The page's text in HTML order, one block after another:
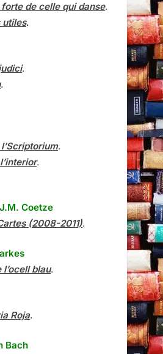
de celle qui danse.
utiles.
.
.
.
.
J.M. Coetze
(2008-2011).
l’ocell blau.
Roja.
Bach